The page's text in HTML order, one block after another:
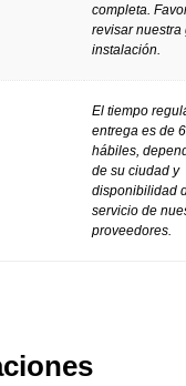
completa.
revisar nuestra
instalación.
El tiempo
entrega es de
hábiles,
de su ciudad y
disponibilidad
servicio de
proveedores.